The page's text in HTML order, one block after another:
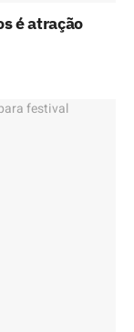
é atração